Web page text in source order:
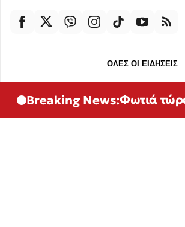
ΟΛΕΣ ΟΙ ΕΙΔΗΣΕΙΣ
Breaking News:Φωτιά